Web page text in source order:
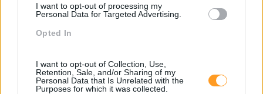
I want to opt-out of processing my
Personal Data for Targeted Advertising.
Opted In
I want to opt-out of Collection, Use,
Retention, Sale, and/or Sharing of my
Personal Data that Is Unrelated with the
Purposes for which it was collected.
Anterior
SUBSTITUIR O T PELO D
Seguinte